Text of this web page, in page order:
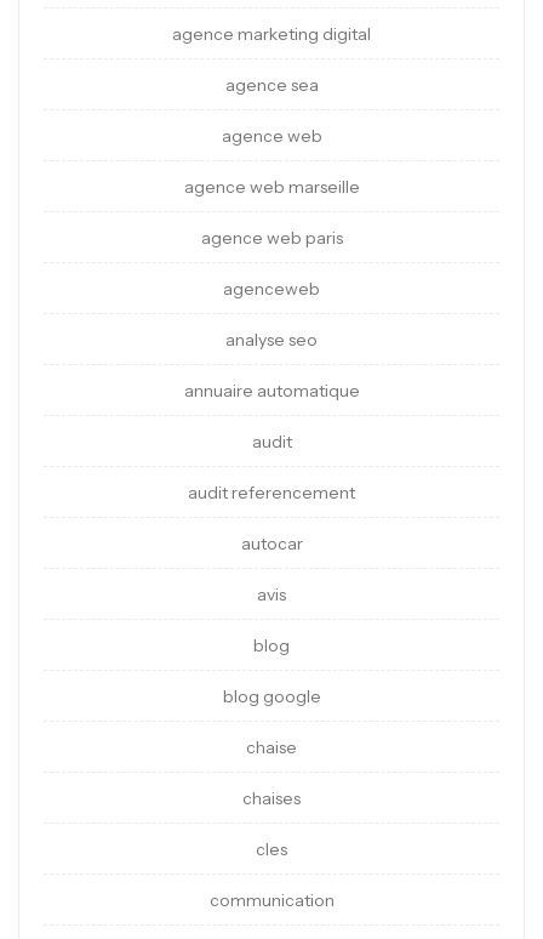
agence marketing digital
agence sea
agence web
agence web marseille
agence web paris
agenceweb
analyse seo
annuaire automatique
audit
audit referencement
autocar
avis
blog
blog google
chaise
chaises
cles
communication